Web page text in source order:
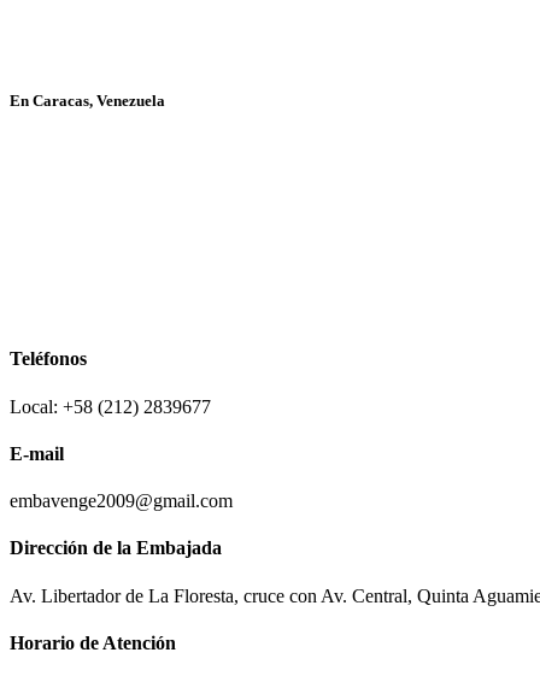
En Caracas, Venezuela
Teléfonos
Local: +58 (212) 2839677
E-mail
embavenge2009@gmail.com
Dirección de la Embajada
Av. Libertador de La Floresta, cruce con Av. Central, Quinta
Horario de Atención